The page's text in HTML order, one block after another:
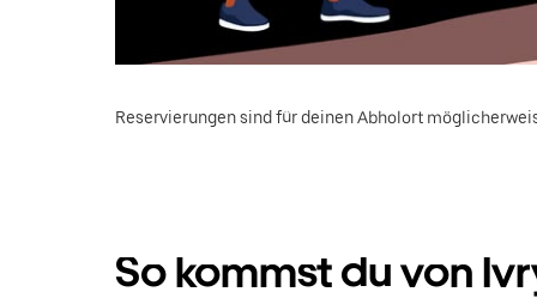
Reservierungen sind für deinen Abholort
So kommst du von